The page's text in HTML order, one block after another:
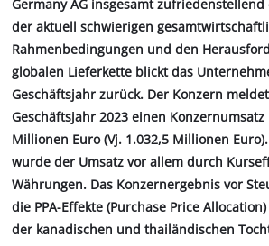
Germany AG insgesamt
der aktuell schwierigen
Rahmenbedingungen und den
globalen Lieferkette blickt das
Geschäftsjahr zurück. Der Konzern
Geschäftsjahr 2023 einen Konzernumsatz
Millionen Euro (Vj. 1.032,5 Millionen
wurde der Umsatz vor allem durch
Währungen. Das Konzernergebnis vor
die PPA-Effekte (Purchase Price
der kanadischen und thailändischen